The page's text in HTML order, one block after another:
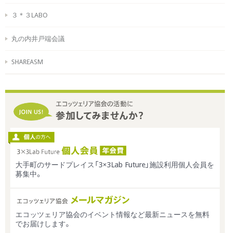
３＊３LABO
丸の内井戸端会議
SHAREASM
大手町のサードプレイス「3×3Lab Future」施設利用個人会員を
募集中。
エコッツェリア協会のイベント情報など最新ニュースを無料
でお届けします。